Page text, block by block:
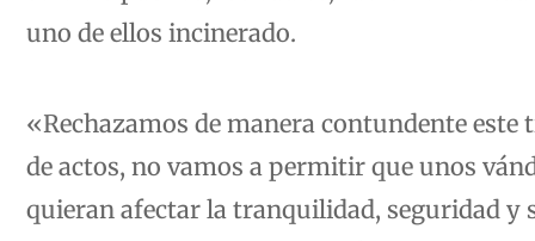
uno de ellos incinerado.
«Rechazamos de manera contundente este
de actos, no vamos a permitir que unos
quieran afectar la tranquilidad, seguridad y